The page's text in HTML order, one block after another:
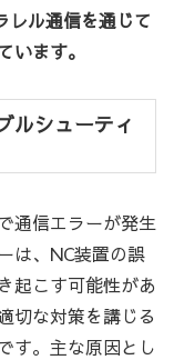
レル通信を通じて
います。
ルシューティ
通信エラーが発生
は、NC装置の誤
起こす可能性があ
切な対策を講じる
す。主な原因とし